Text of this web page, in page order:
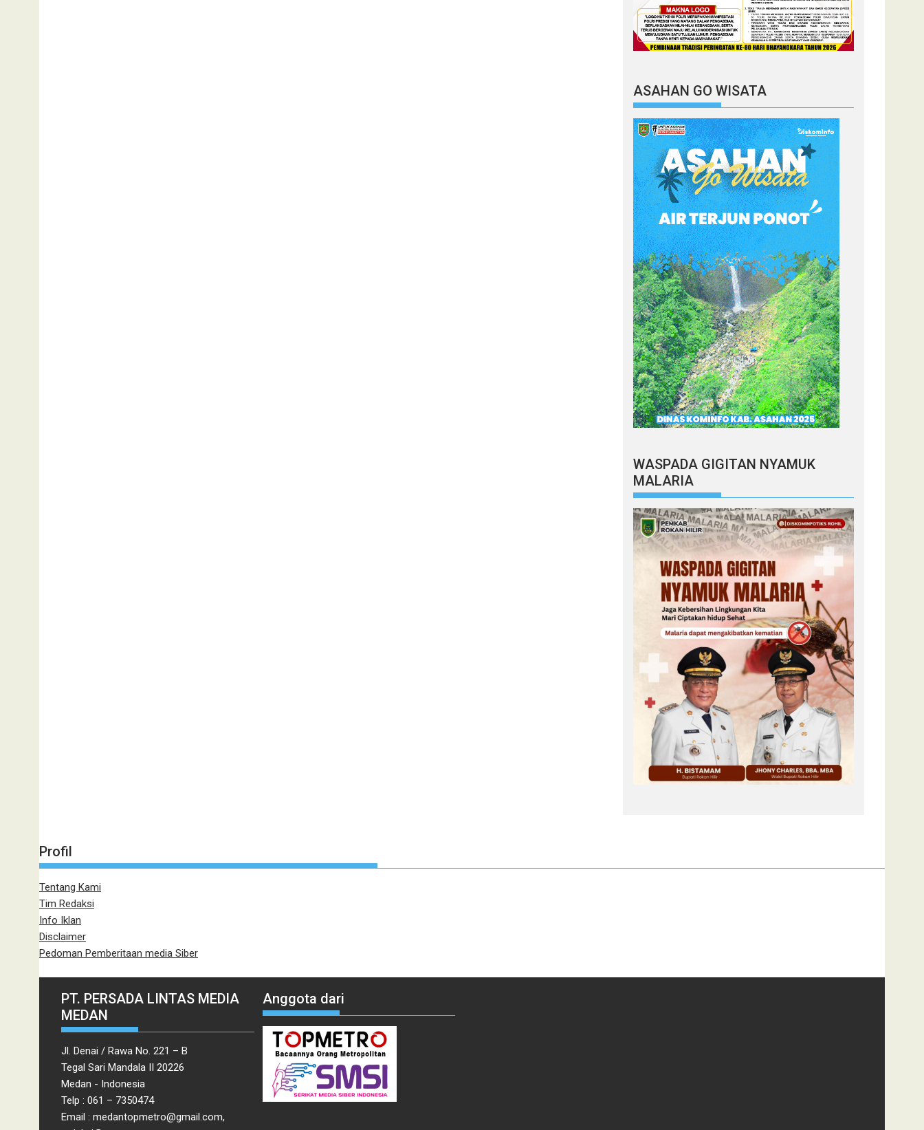
ASAHAN GO WISATA
WASPADA GIGITAN NYAMUK
MALARIA
Profil
Tentang Kami
Tim Redaksi
Info Iklan
Disclaimer
Pedoman Pemberitaan media Siber
PT. PERSADA LINTAS MEDIA
MEDAN
Jl. Denai / Rawa No. 221 – B
Tegal Sari Mandala II 20226
Medan - Indonesia
Telp : 061 – 7350474
Email : medantopmetro@gmail.com,
Anggota dari